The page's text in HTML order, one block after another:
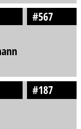
#567
#187